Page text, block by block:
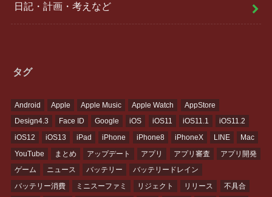
日記・計画・考えなど
タグ
Android Apple Apple Music Apple Watch
AppStore
Design4.3
Face ID Google iOS iOS11 iOS11.1
iOS11.2
iOS12
iOS13 iPad iPhone iPhone8 iPhoneX LINE
Mac
YouTube
まとめ アップデート アプリ アプリ審査
アプリ開発
ゲーム
ニュース バッテリー
バッテリードレイン
バッテリー消費
ミニスーファミ リジェクト リリース
不具合